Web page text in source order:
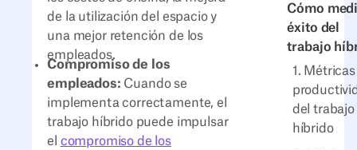
Cómo
éxito del
trabajo
1.
del trabajo
híbrido
de la utilización del espacio y
una mejor retención de los
empleados.
Compromiso de los
empleados: Cuando se
implementa correctamente, el
trabajo híbrido puede impulsar
el compromiso de los